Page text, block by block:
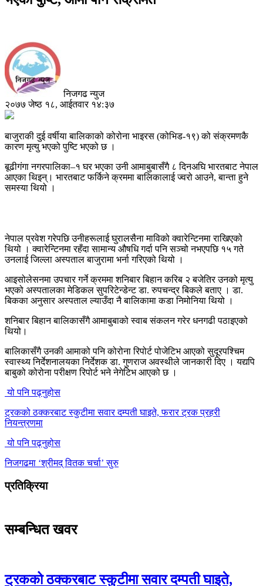
निजगढ न्युज
२०७७ जेष्ठ १८, आईतवार १४:३७
बाजुराकी दुई वर्षीया बालिकाको कोरोना भाइरस (कोभिड-१९) को संक्रमणकै
कारण मृत्यु भएको पुष्टि भएको छ ।
बूढीगंगा नगरपालिका–१ घर भएका उनी आमाबुबासँगै ८ दिनअघि भारतबाट नेपाल
आएका थिइन्। भारतबाट फर्किने क्रममा बालिकालाई ज्वरो आउने, बान्ता हुने
समस्या थियो ।
नेपाल प्रवेश गरेपछि उनीहरूलाई घुरालसैना माविको क्वारेन्टिनमा राखिएको
थियो । क्वारेन्टिनमा रहँदा सामान्य औषधि गर्दा पनि सञ्चो नभएपछि १५ गते
उनलाई जिल्ला अस्पताल बाजुरामा भर्ना गरिएको थियो ।
आइसोलेसनमा उपचार गर्ने क्रममा शनिबार बिहान करिब २ बजेतिर उनको मृत्यु
भएको अस्पतालका मेडिकल सुपरिटेन्डेन्ट डा. रुपचन्द्र बिकले बताए । डा.
बिकका अनुसार अस्पताल ल्याउँदा नै बालिकामा कडा निमोनिया थियो ।
शनिबार बिहान बालिकासँगै आमाबुबाको स्वाब संकलन गरेर धनगढी पठाइएको
थियो।
बालिकासँगै उनकी आमाको पनि कोरोना रिपोर्ट पोजेटिभ आएको सुदूरपश्चिम
स्वास्थ्य निर्देशनालयका निर्देशक डा. गुणराज अवस्थीले जानकारी दिए । यद्यपि
बाबुको कोरोना परीक्षण रिपोर्ट भने नेगेटिभ आएको छ ।
यो पनि पढ्नुहोस
ट्रकको ठक्करबाट स्कुटीमा सवार दम्पती घाइते, फरार ट्रक प्रहरी
नियन्त्रणमा
यो पनि पढ्नुहोस
निजगढमा ‘श्रीमद् वितक चर्चा’ सुरु
प्रतिक्रिया
सम्बन्धित खवर
ट्रकको ठक्करबाट स्कुटीमा सवार दम्पती घाइते,